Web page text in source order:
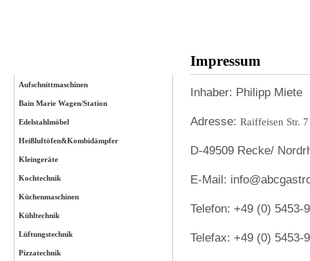
Aufschnittmaschinen
Bain Marie Wagen/Station
Edelstahlmöbel
Heißluftöfen&Kombidämpfer
Kleingeräte
Kochtechnik
Küchenmaschinen
Kühltechnik
Lüftungstechnik
Pizzatechnik
Impressum
Inhaber: Philipp Miete
Adresse: Raiffeisen Str. 7
D-49509 Recke/
E-Mail: info
Telefon: +49 (0) 5453-
Telefax: +49 (0) 5453-